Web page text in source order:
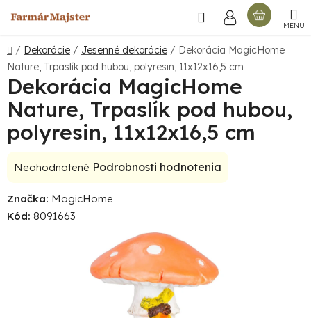
na
obsah
Hľadať
Domov
/ Dekorácie / Jesenné dekorácie / Dekorácia MagicHome
Nature, Trpaslík pod hubou, polyresin, 11x12x16,5 cm
Dekorácia MagicHome
Nature, Trpaslík pod hubou,
polyresin, 11x12x16,5 cm
Priemerné
produktu
je
Neohodnotené Podrobnosti hodnotenia
Značka: MagicHome
Kód: 8091663